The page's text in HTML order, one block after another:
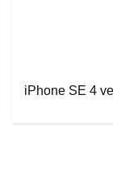
iPhone SE 4